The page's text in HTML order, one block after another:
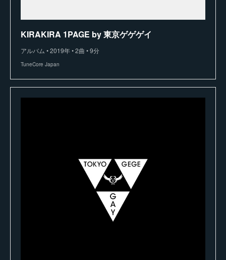
KIRAKIRA 1PAGE by 東京ゲゲゲイ
アルバム • 2019年 • 2曲 • 9分
TuneCore Japan